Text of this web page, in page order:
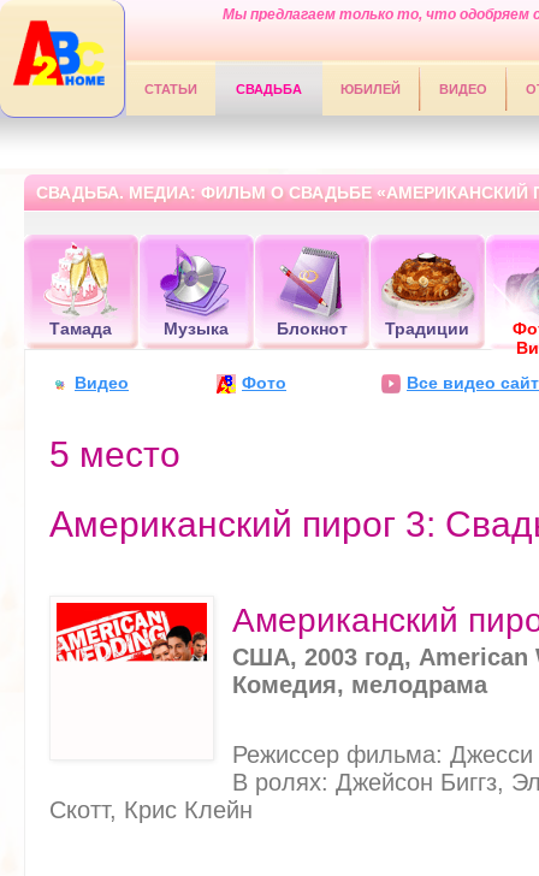
Мы предлагаем только то, что одобряем
СТАТЬИ СВАДЬБА ЮБИЛЕЙ ВИДЕО
СВАДЬБА. МЕДИА: ФИЛЬМ О СВАДЬБЕ «АМЕРИКАНСКИЙ
Тамада Музыка Блокнот Традиции
Видео
Фото Все видео
5 место
Американский пирог 3:
Американский
США, 2003 год, American
Комедия, мелодрама
Режиссер фильма:
В ролях: Джейсон Биггз,
Скотт, Крис Клейн